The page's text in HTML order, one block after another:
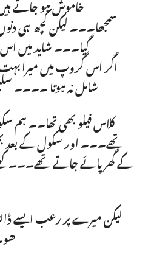
سمجھا۔۔۔ لیکن کچھ ہی
گیا۔۔۔ شاید میں اس
اگر اس گروپ میں میرا
شامل نہ ہوتا ۔۔۔۔
کلاس فیلو بھی تھا۔۔ ہم
تھے۔۔۔ اور سکول کے بعد
کے گھر پائے جاتے تھے۔۔۔